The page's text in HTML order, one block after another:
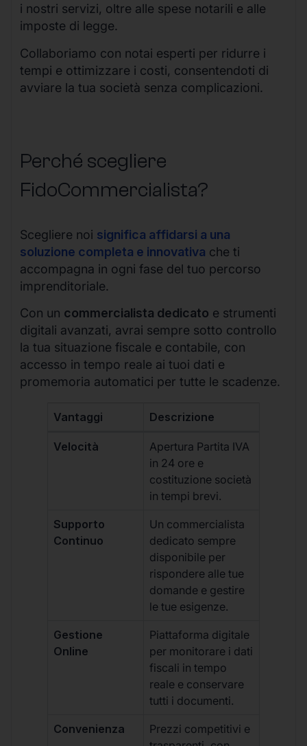
i nostri servizi, oltre alle spese notarili e alle
imposte di legge.
Collaboriamo con notai esperti per ridurre i
tempi e ottimizzare i costi, consentendoti di
avviare la tua società senza complicazioni.
Perché scegliere
FidoCommercialista?
Scegliere noi significa affidarsi a una
soluzione completa e innovativa che ti
accompagna in ogni fase del tuo percorso
imprenditoriale.
Con un commercialista dedicato e strumenti
digitali avanzati, avrai sempre sotto controllo
la tua situazione fiscale e contabile, con
accesso in tempo reale ai tuoi dati e
promemoria automatici per tutte le scadenze.
Vantaggi Descrizione
Velocità
Apertura Partita IVA
in 24 ore e
costituzione società
in tempi brevi.
Supporto
Continuo
Un commercialista
dedicato sempre
disponibile per
rispondere alle tue
domande e gestire
le tue esigenze.
Gestione
Online
Piattaforma digitale
per monitorare i dati
fiscali in tempo
reale e conservare
tutti i documenti.
Convenienza
Prezzi competitivi e